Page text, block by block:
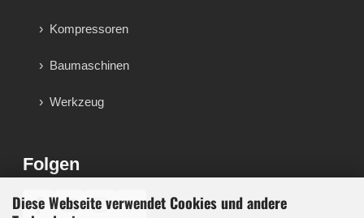
Diese Webseite verwendet Cookies und andere
Kompressoren
Baumaschinen
Werkzeug
Folgen
♪